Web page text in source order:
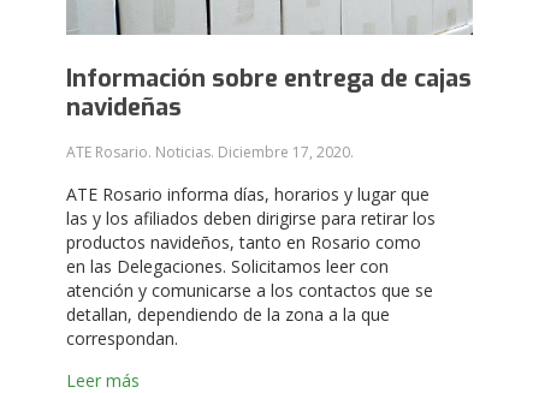
Información sobre entrega de cajas
navideñas
ATE Rosario. Noticias. Diciembre 17, 2020.
ATE Rosario informa días, horarios y lugar que
las y los afiliados deben dirigirse para retirar los
productos navideños, tanto en Rosario como
en las Delegaciones. Solicitamos leer con
atención y comunicarse a los contactos que se
detallan, dependiendo de la zona a la que
correspondan.
Leer más